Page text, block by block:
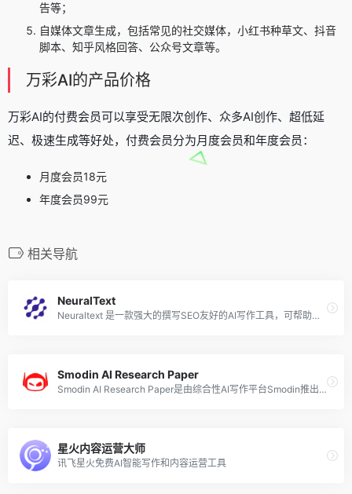
告等；
自媒体文章生成，包括常见的社交媒体，小红书种草文、抖音
脚本、知乎风格回答、公众号文章等。
万彩AI的产品价格
万彩AI的付费会员可以享受无限次创作、众多AI创作、超低延
迟、极速生成等好处，付费会员分为月度会员和年度会员：
月度会员18元
年度会员99元
相关导航
NeuralText
Neuraltext 是一款强大的撰写SEO友好的AI写作工具，可帮助用户以事半功倍的效率编写和发布高质量的 SEO 博客内容。除开SEO文章生成外，你也可以使用该工具来创建 Facebook 广告、时事通讯电子邮件、产品宣传、网页文案或几乎任何其他内容。
Smodin AI Research Paper
Smodin AI Research Paper是由综合性AI写作平台Smodin推出的AI研究论文写作工具，该工具通过分析数百万篇论文并使用高级算法创建独特的内容来生成高质量的研究论文，只需输入5个单词即可免费获得研究论文全文的生成。
星火内容运营大师
讯飞星火免费AI智能写作和内容运营工具